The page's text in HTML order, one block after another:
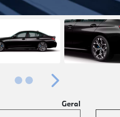
Próximo
Geral